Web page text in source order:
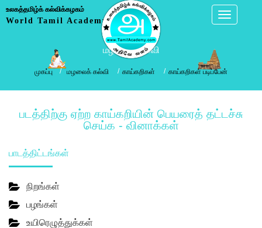
உலகத்தமிழ்க் கல்விக்கழகம்
World Tamil Academy
மழலைக் கல்வி
முகப்பு மழலைக் கல்வி காய்கறிகள் காய்கறிகள் படிப்பேன்
படத்திற்கு ஏற்ற காய்கறியின் பெயரைத் தட்டச்சு
செய்க - வினாக்கள்
பாடத்திட்டங்கள்
நிறங்கள்
பழங்கள்
உயிரெழுத்துக்கள்